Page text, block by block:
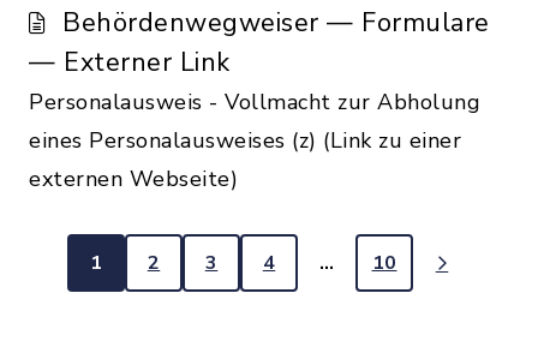
Behördenwegweiser — Formulare
— Externer Link
Personalausweis - Vollmacht zur Abholung
eines Personalausweises (z) (Link zu einer
externen Webseite)
1 2 3 4 … 10